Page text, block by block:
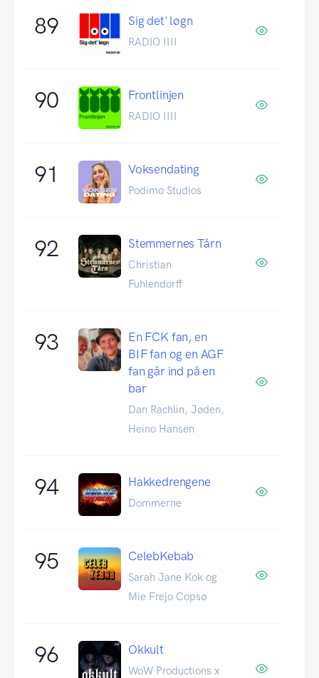
89 Sig det' løgn
RADIO IIII
90 Frontlinjen
RADIO IIII
91 Voksendating
Podimo Studios
92 Stemmernes Tårn
Christian
Fuhlendorff
93
En FCK fan, en
BIF fan og en AGF
fan går ind på en
bar
Dan Rachlin, Jøden,
Heino Hansen
94 Hakkedrengene
Dommerne
95 CelebKebab
Sarah Jane Kok og
Mie Frejo Copsø
96 Okkult
WoW Productions x